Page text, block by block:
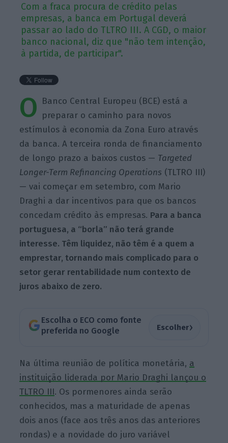
Com a fraca procura de crédito pelas
empresas, a banca em Portugal deverá
passar ao lado do TLTRO III. A CGD, o maior
banco nacional, diz que "não tem intenção,
à partida, de participar".
O Banco Central Europeu (BCE) está a
preparar o caminho para novos
estímulos à economia da Zona Euro através
da banca. A terceira ronda de financiamento
de longo prazo a baixos custos — Targeted
Longer-Term Refinancing Operations (TLTRO III)
— vai começar em setembro, com Mario
Draghi a dar incentivos para que os bancos
concedam crédito às empresas. Para a banca
portuguesa, a “borla” não terá grande
interesse. Têm liquidez, não têm é a quem a
emprestar, tornando mais complicado para o
setor gerar rentabilidade num contexto de
juros abaixo de zero.
Escolha o ECO como fonte
preferida no Google
Escolher›
Na última reunião de política monetária, a
instituição liderada por Mario Draghi lançou o
TLTRO III. Os pormenores ainda serão
conhecidos, mas a maturidade de apenas
dois anos (face aos três anos das anteriores
rondas) e a novidade do juro variável